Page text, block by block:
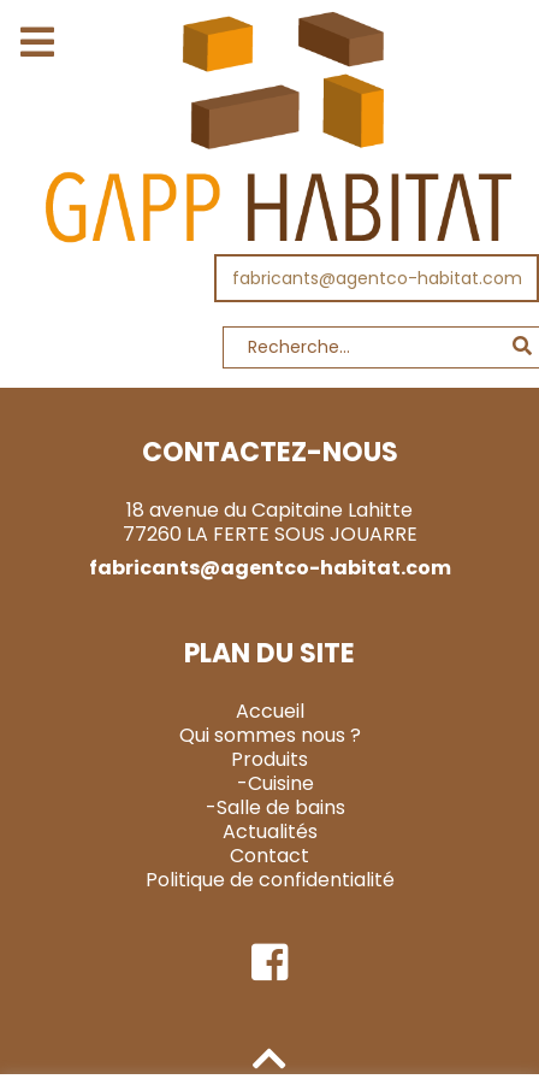
fabricants@agentco-habitat.com
CONTACTEZ-NOUS
18 avenue du Capitaine Lahitte
77260 LA FERTE SOUS JOUARRE
fabricants@agentco-habitat.com
PLAN DU SITE
Accueil
Qui sommes nous ?
Produits
-Cuisine
-Salle de bains
Actualités
Contact
Politique de confidentialité